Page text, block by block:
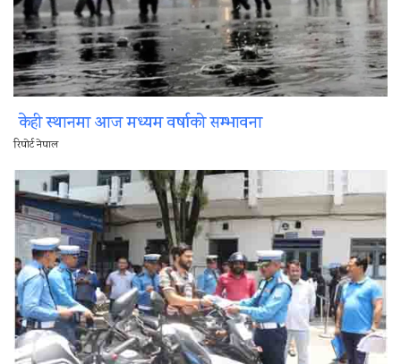
केही स्थानमा आज मध्यम वर्षाको सम्भावना
रिपोर्ट नेपाल